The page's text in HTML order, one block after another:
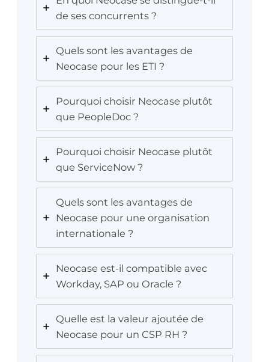
de ses concurrents ?
Quels sont les avantages de
Neocase pour les ETI ?
Pourquoi choisir Neocase plutôt
que PeopleDoc ?
Pourquoi choisir Neocase plutôt
que ServiceNow ?
Quels sont les avantages de
Neocase pour une organisation
internationale ?
Neocase est-il compatible avec
Workday, SAP ou Oracle ?
Quelle est la valeur ajoutée de
Neocase pour un CSP RH ?